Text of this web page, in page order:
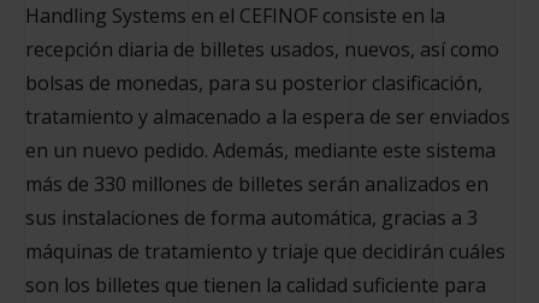
Handling Systems en el CEFINOF consiste en la
recepción diaria de billetes usados, nuevos, así como
bolsas de monedas, para su posterior clasificación,
tratamiento y almacenado a la espera de ser enviados
en un nuevo pedido. Además, mediante este sistema
más de 330 millones de billetes serán analizados en
sus instalaciones de forma automática, gracias a 3
máquinas de tratamiento y triaje que decidirán cuáles
son los billetes que tienen la calidad suficiente para